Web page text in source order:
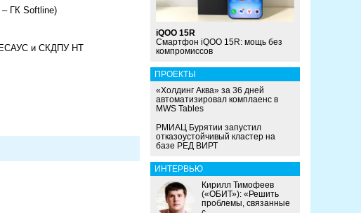
ГК Softline)
ЕСАУС и СКДПУ НТ
iQOO 15R
Смартфон iQOO 15R: мощь без
компромиссов
ПРОЕКТЫ
«Холдинг Аква» за 36 дней
автоматизировал комплаенс в
MWS Tables
РМИАЦ Бурятии запустил
отказоустойчивый кластер на
базе РЕД ВИРТ
ИНТЕРВЬЮ
Кирилл Тимофеев
(«ОБИТ»): «Решить
проблемы, связанные